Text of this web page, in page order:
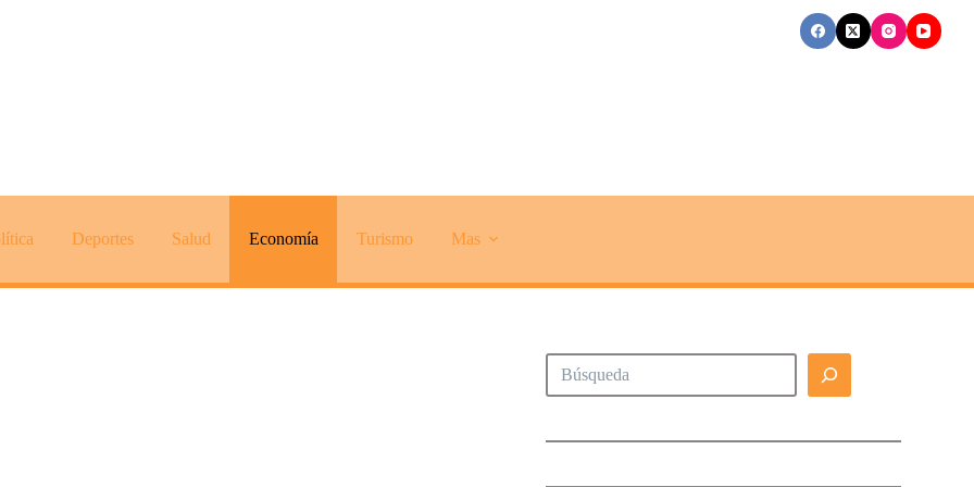
Deportes Salud Economía Turismo Mas
Buscar